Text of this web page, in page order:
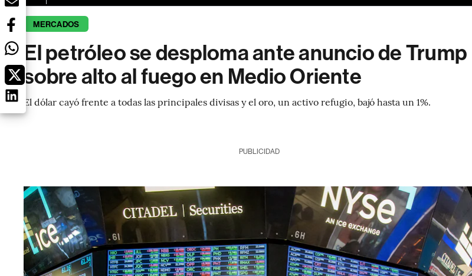
MERCADOS
El petróleo se desploma ante anuncio de Trump
sobre alto al fuego en Medio Oriente
El dólar cayó frente a todas las principales divisas y el oro, un activo refugio, bajó hasta un 1%.
PUBLICIDAD